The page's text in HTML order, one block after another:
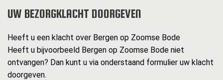
UW BEZORGKLACHT DOORGEVEN
Heeft u een klacht over Bergen op Zoomse Bode
Heeft u bijvoorbeeld Bergen op Zoomse Bode niet
ontvangen? Dan kunt u via onderstaand formulier uw klacht
doorgeven.